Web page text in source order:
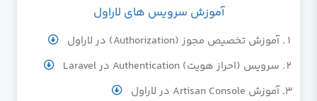
آموزش سرویس های لاراول
آموزش تخصیص مجوز (Authorization) در لاراول
سرویس (احراز هویت) Authentication در Laravel
آموزش Artisan Console در لاراول